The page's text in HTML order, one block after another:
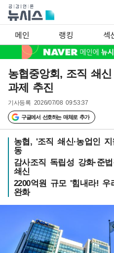
메인 랭킹 섹
농협중앙회, 조직 쇄
과제 추진
기사등록 2026/07/08 09:53:37
구글에서 선호하는 매체로 추가
농협, '조직 쇄신·농업인
동
감사조직 독립성 강화·준
쇄신
2200억원 규모 '힘내라!
완화